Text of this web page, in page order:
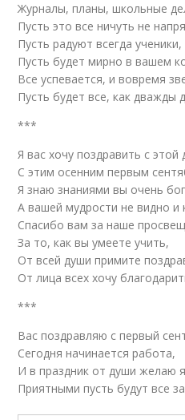
Журналы, планы, школьные
Пусть это все ничуть не
Пусть радуют всегда ученики,
Пусть будет мирно в вашем
Все успевается, и вовремя
Пусть будет все, как дважды
***
Я вас хочу поздравить с этой
С этим осенним первым
Я знаю знаниями вы очень
А вашей мудрости не видно и
Спасибо вам за наше
За то, как вы умеете учить,
От всей души примите
От лица всех хочу
***
Вас поздравляю с первый
Сегодня начинается работа,
И в праздник от души желаю
Приятными пусть будут все